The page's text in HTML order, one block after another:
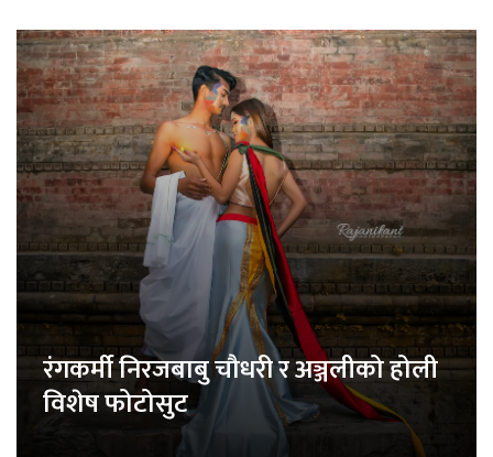
रंगकर्मी निरजबाबु चौधरी र अञ्जलीको होली
विशेष फोटोसुट